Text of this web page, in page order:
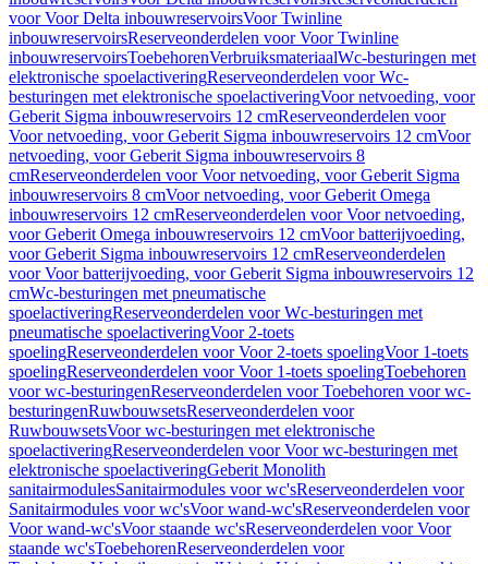
voor Voor Delta inbouwreservoirsVoor Twinline
inbouwreservoirsReserveonderdelen voor Voor Twinline
inbouwreservoirsToebehorenVerbruiksmateriaalWc-besturingen met
elektronische spoelactiveringReserveonderdelen voor Wc-
besturingen met elektronische spoelactiveringVoor netvoeding, voor
Geberit Sigma inbouwreservoirs 12 cmReserveonderdelen voor
Voor netvoeding, voor Geberit Sigma inbouwreservoirs 12 cmVoor
netvoeding, voor Geberit Sigma inbouwreservoirs 8
cmReserveonderdelen voor Voor netvoeding, voor Geberit Sigma
inbouwreservoirs 8 cmVoor netvoeding, voor Geberit Omega
inbouwreservoirs 12 cmReserveonderdelen voor Voor netvoeding,
voor Geberit Omega inbouwreservoirs 12 cmVoor batterijvoeding,
voor Geberit Sigma inbouwreservoirs 12 cmReserveonderdelen
voor Voor batterijvoeding, voor Geberit Sigma inbouwreservoirs 12
cmWc-besturingen met pneumatische
spoelactiveringReserveonderdelen voor Wc-besturingen met
pneumatische spoelactiveringVoor 2-toets
spoelingReserveonderdelen voor Voor 2-toets spoelingVoor 1-toets
spoelingReserveonderdelen voor Voor 1-toets spoelingToebehoren
voor wc-besturingenReserveonderdelen voor Toebehoren voor wc-
besturingenRuwbouwsetsReserveonderdelen voor
RuwbouwsetsVoor wc-besturingen met elektronische
spoelactiveringReserveonderdelen voor Voor wc-besturingen met
elektronische spoelactiveringGeberit Monolith
sanitairmodulesSanitairmodules voor wc'sReserveonderdelen voor
Sanitairmodules voor wc'sVoor wand-wc'sReserveonderdelen voor
Voor wand-wc'sVoor staande wc'sReserveonderdelen voor Voor
staande wc'sToebehorenReserveonderdelen voor